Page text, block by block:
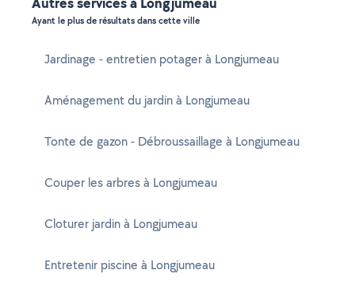
Ayant le plus de résultats dans cette ville
Jardinage - entretien potager à Longjumeau
Aménagement du jardin à Longjumeau
Tonte de gazon - Débroussaillage à Longjumeau
Couper les arbres à Longjumeau
Cloturer jardin à Longjumeau
Entretenir piscine à Longjumeau